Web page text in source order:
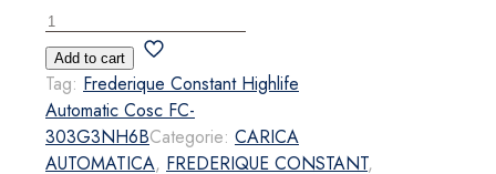
Frederique
Constant
Highlife
Automatic
Cosc
FC-
Add to cart
Tag: Frederique Constant Highlife
Automatic Cosc FC-
303G3NH6BCategorie: CARICA
AUTOMATICA, FREDERIQUE CONSTANT,